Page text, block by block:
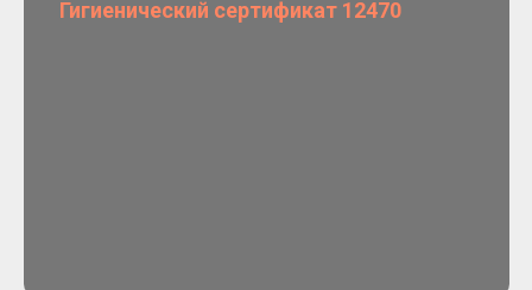
Гигиенический сертификат 12470